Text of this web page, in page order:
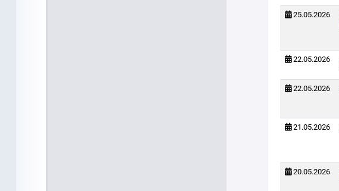
25.05.2026
22.05.2026
22.05.2026
21.05.2026
20.05.2026